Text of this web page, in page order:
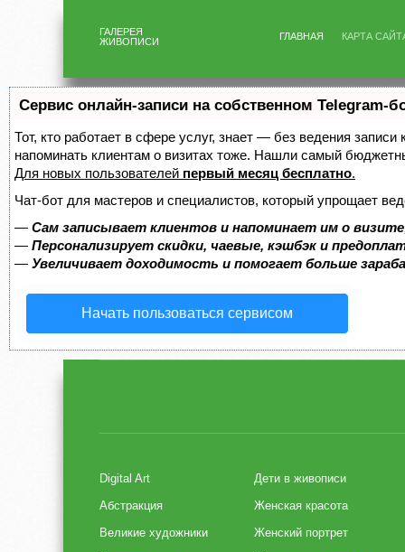
ГАЛЕРЕЯ
ЖИВОПИСИ
ГЛАВНАЯ КАРТА
Сервис онлайн-записи на собственном Telegram-
Тот, кто работает в сфере услуг, знает — без ведения
напоминать клиентам о визитах тоже. Нашли самый
Для новых пользователей первый месяц бесплатно.
Чат-бот для мастеров и специалистов, который упрощает
— Сам записывает клиентов и напоминает им о
— Персонализирует скидки, чаевые, кэшбэк и
— Увеличивает доходимость и помогает больше
Начать пользоваться сервисом
Digital Art
Абстракция
Великие художники
Дети в живописи
Женская красота
Женский портрет